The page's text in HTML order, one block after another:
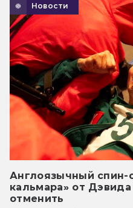
Новости
Англоязычный спин-
кальмара» от
отменить